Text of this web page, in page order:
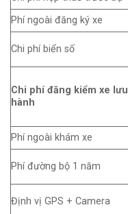
Phí ngoài đăng ký xe
Chi phí biển số
Chi phí đăng kiểm xe lưu
hành
Phí ngoài khám xe
Phí đường bộ 1 năm
Định vị GPS + Camera